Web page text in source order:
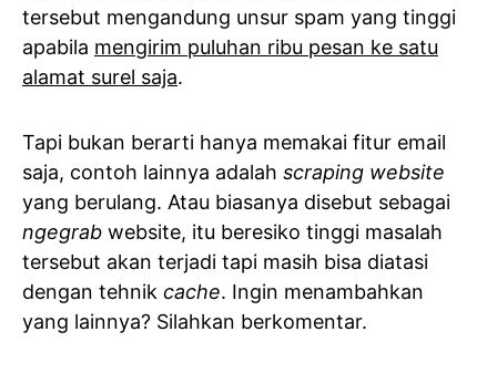
tersebut mengandung unsur spam yang tinggi
apabila mengirim puluhan ribu pesan ke satu
alamat surel saja.
Tapi bukan berarti hanya memakai fitur email
saja, contoh lainnya adalah scraping website
yang berulang. Atau biasanya disebut sebagai
ngegrab website, itu beresiko tinggi masalah
tersebut akan terjadi tapi masih bisa diatasi
dengan tehnik cache. Ingin menambahkan
yang lainnya? Silahkan berkomentar.